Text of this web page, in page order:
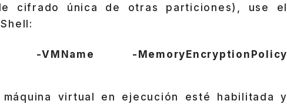
cifrado única de otras particiones), use el
-VMName -MemoryEncryptionPolicy
virtual en ejecución esté habilitada y